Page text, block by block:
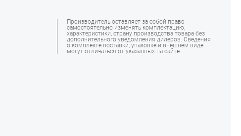
Производитель оставляет за собой право
самостоятельно изменять комплектацию,
характеристики, страну производства товара без
дополнительного уведомления дилеров. Сведения
о комплекте поставки, упаковке и внешнем виде
могут отличаться от указанных на сайте.